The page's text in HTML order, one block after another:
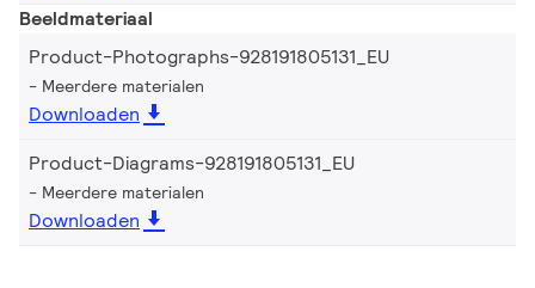
Beeldmateriaal
Product-Photographs-928191805131_EU
Meerdere materialen
Downloaden
Product-Diagrams-928191805131_EU
Meerdere materialen
Downloaden